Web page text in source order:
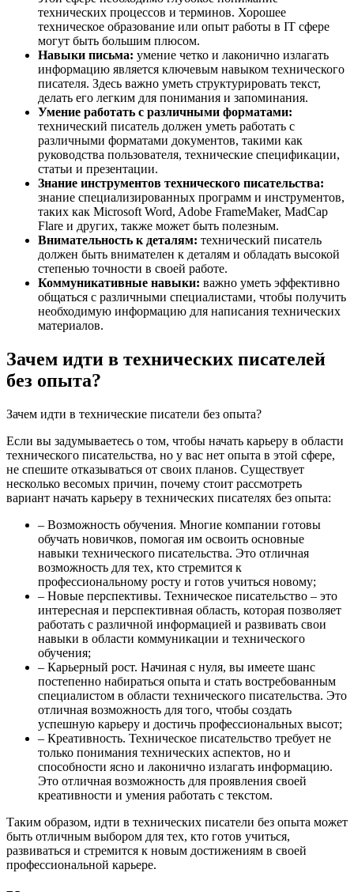
технических процессов и терминов. Хорошее
техническое образование или опыт работы в IT сфере
могут быть большим плюсом.
Навыки письма: умение четко и лаконично излагать
информацию является ключевым навыком технического
писателя. Здесь важно уметь структурировать текст,
делать его легким для понимания и запоминания.
Умение работать с различными форматами:
технический писатель должен уметь работать с
различными форматами документов, такими как
руководства пользователя, технические спецификации,
статьи и презентации.
Знание инструментов технического писательства:
знание специализированных программ и инструментов,
таких как Microsoft Word, Adobe FrameMaker, MadCap
Flare и других, также может быть полезным.
Внимательность к деталям: технический писатель
должен быть внимателен к деталям и обладать высокой
степенью точности в своей работе.
Коммуникативные навыки: важно уметь эффективно
общаться с различными специалистами, чтобы получить
необходимую информацию для написания технических
материалов.
Зачем идти в технических писателей
без опыта?
Зачем идти в технические писатели без опыта?
Если вы задумываетесь о том, чтобы начать карьеру в области
технического писательства, но у вас нет опыта в этой сфере,
не спешите отказываться от своих планов. Существует
несколько весомых причин, почему стоит рассмотреть
вариант начать карьеру в технических писателях без опыта:
– Возможность обучения. Многие компании готовы
обучать новичков, помогая им освоить основные
навыки технического писательства. Это отличная
возможность для тех, кто стремится к
профессиональному росту и готов учиться новому;
– Новые перспективы. Техническое писательство – это
интересная и перспективная область, которая позволяет
работать с различной информацией и развивать свои
навыки в области коммуникации и технического
обучения;
– Карьерный рост. Начиная с нуля, вы имеете шанс
постепенно набираться опыта и стать востребованным
специалистом в области технического писательства. Это
отличная возможность для того, чтобы создать
успешную карьеру и достичь профессиональных высот;
– Креативность. Техническое писательство требует не
только понимания технических аспектов, но и
способности ясно и лаконично излагать информацию.
Это отличная возможность для проявления своей
креативности и умения работать с текстом.
Таким образом, идти в технических писатели без опыта может
быть отличным выбором для тех, кто готов учиться,
развиваться и стремится к новым достижениям в своей
профессиональной карьере.